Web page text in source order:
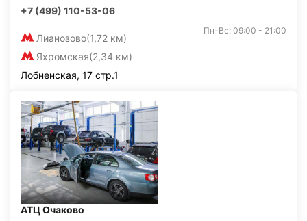
+7 (499) 110-53-06
Лианозово(1,72 км)
Яхромская(2,34 км)
Пн-Вс: 09:00 - 21:00
Лобненская, 17 стр.1
АТЦ Очаково